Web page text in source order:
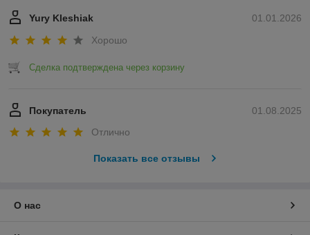
01.01.2026
Yury Kleshiak
Хорошо
Сделка подтверждена через корзину
01.08.2025
Покупатель
Отлично
Показать все отзывы
О нас